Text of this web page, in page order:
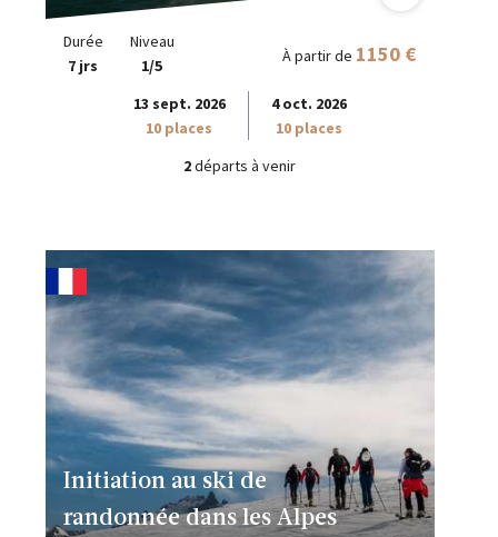
Durée
7 jrs
Niveau
1/5
À partir de 1150 €
13 sept. 2026
10 places
4 oct. 2026
10 places
2départs à venir
Initiation au ski de
randonnée dans les Alpes